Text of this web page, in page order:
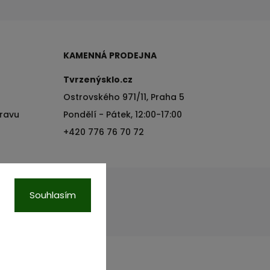
Souhlasím
KAMENNÁ PRODEJNA
Tvrzenýsklo.cz
Ostrovského 971/11, Praha 5
Pondělí - Pátek, 12:00-17:00
+420 776 76 70 72